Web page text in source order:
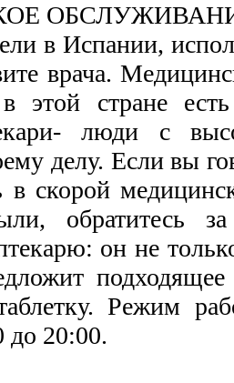
в Испании,
врача.
этой стране
люди с
делу. Если вы
в скорой
обратитесь
он не
Режим
до 20:00.